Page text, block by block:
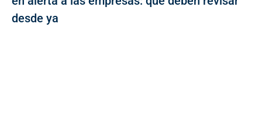
desde ya